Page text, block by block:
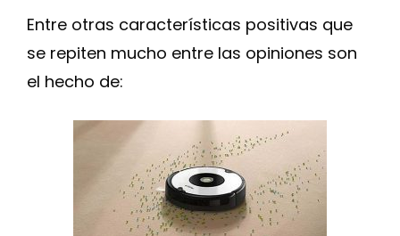
Entre otras características positivas que
se repiten mucho entre las opiniones son
el hecho de: